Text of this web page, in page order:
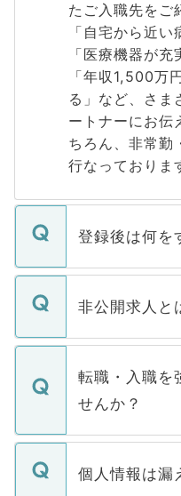
たご入職先をご
「自宅から近い
「医療機器が充
「年収1,500万
る」など、さま
ートナーにお伝
ちろん、非常勤
行なっておりま
登録後は何を
ご登録いただき
登録内容を確
ます。通常、5
いただきます
非公開求人と
マイナビ
うち約3割は、
けない「非公
下記の理由に
ません。
■応募殺到を避
転職・入職を
せんか？
転職・入職を強
ん。また、仮
個人情報は漏